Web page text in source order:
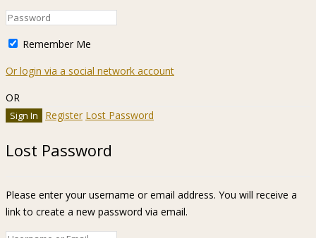
Remember Me
Or login via a social network account
OR
Register Lost Password
Lost Password
Please enter your username or email address. You will receive a
link to create a new password via email.